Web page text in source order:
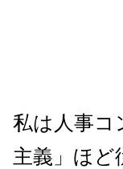
私は人事コ
主義」ほど